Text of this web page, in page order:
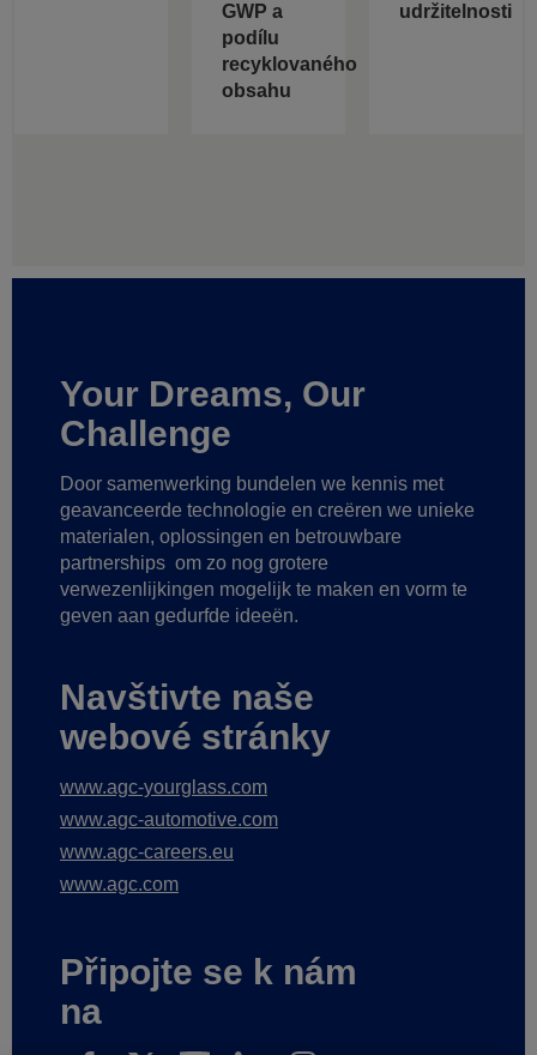
GWP a
podílu
recyklovaného
obsahu
udržitelnosti
Your Dreams, Our
Challenge
Door samenwerking bundelen we kennis met
geavanceerde technologie en creëren we unieke
materialen, oplossingen en betrouwbare
partnerships om zo nog grotere
verwezenlijkingen mogelijk te maken en vorm te
geven aan gedurfde ideeën.
Navštivte naše
webové stránky
www.agc-yourglass.com
www.agc-automotive.com
www.agc-careers.eu
www.agc.com
Připojte se k nám
na